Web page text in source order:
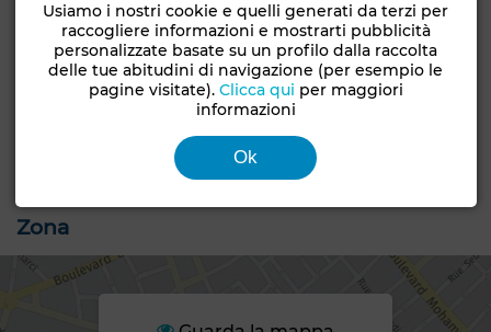
Portinaio Arredato Salotto europeo
Antenna parabolica Aria condizionata Riscaldamento
Sistema di allarme Doppi vetri Porta rinforzata
Frigorifero
Forno a microonde
Zona
Usiamo i nostri cookie e quelli generati da terzi per
raccogliere informazioni e mostrarti pubblicità
personalizzate basate su un profilo dalla raccolta
delle tue abitudini di navigazione (per esempio le
pagine visitate). Clicca qui per maggiori
informazioni
Ok